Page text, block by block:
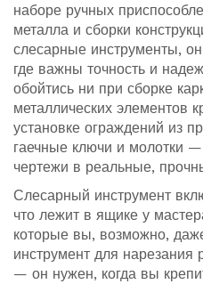
наборе ручных
металла и сборки
слесарные инструменты,
где важны точность и
обойтись ни при сборке
металлических элементов
установке ограждений из
гаечные ключи и молотки
чертежи в реальные,
Слесарный инструмент
что лежит в ящике у
которые вы, возможно,
инструмент для нарезания
— он нужен, когда вы